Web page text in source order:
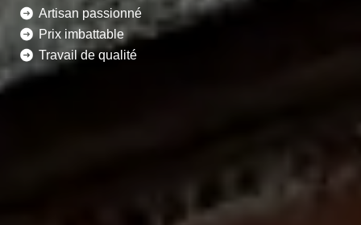
Artisan passionné
Prix imbattable
Travail de qualité